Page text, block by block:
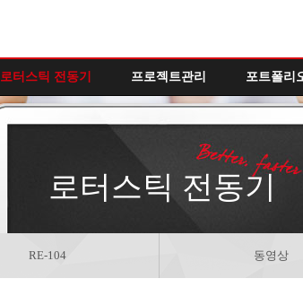
로터스틱 전동기 프로젝트관리 포트폴리
로터스틱 전동기
RE-104 동영상